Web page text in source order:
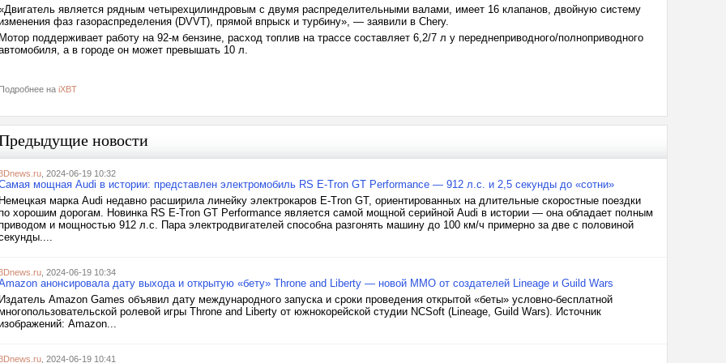
является рядным четырехцилиндровым с двумя распределительными валами, имеет 16 клапанов, двойную систему
фаз газораспределения (DVVT), прямой впрыск и турбину», — заявили в Chery.
поддерживает работу на 92-м бензине, расход топлив на трассе составляет 6,2/7 л у переднеприводного/полноприводного
а в городе он может превышать 10 л.
на iXBT
новости
, 2024-06-19 10:32
мощная Audi в истории: представлен электромобиль RS E-Tron GT Performance — 912 л.с. и 2,5 секунды до «сотни»
марка Audi недавно расширила линейку электрокаров E-Tron GT, ориентированных на длительные скоростные поездки
хорошим дорогам. Новинка RS E-Tron GT Performance является самой мощной серийной Audi в истории — она обладает полным
и мощностью 912 л.с. Пара электродвигателей способна разгонять машину до 100 км/ч примерно за две с половиной
, 2024-06-19 10:34
анонсировала дату выхода и открытую «бету» Throne and Liberty — новой MMO от создателей Lineage и Guild Wars
Amazon Games объявил дату международного запуска и сроки проведения открытой «беты» условно-бесплатной
ролевой игры Throne and Liberty от южнокорейской студии NCSoft (Lineage, Guild Wars). Источник
Amazon...
, 2024-06-19 10:41